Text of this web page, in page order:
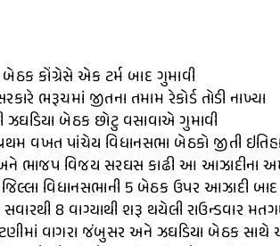
કોંગ્રેસે એક ટર્મ બાદ ગુમાવી
ભરૂચમાં જીતના તમામ રેકોર્ડ તોડી નાખ્યા
બેઠક છોટુ વસાવાએ ગુમાવી
વખત પાંચેય વિધાનસભા બેઠકો જીતી
અને ભાજપ વિજય સરઘસ કાઢી આ આઝાદીના
વિધાનસભાની 5 બેઠક ઉપર આઝાદી
8 વાગ્યાથી શરૂ થયેલી રાઉન્ડવાર
વાગરા જંબુસર અને ઝઘડિયા બેઠક